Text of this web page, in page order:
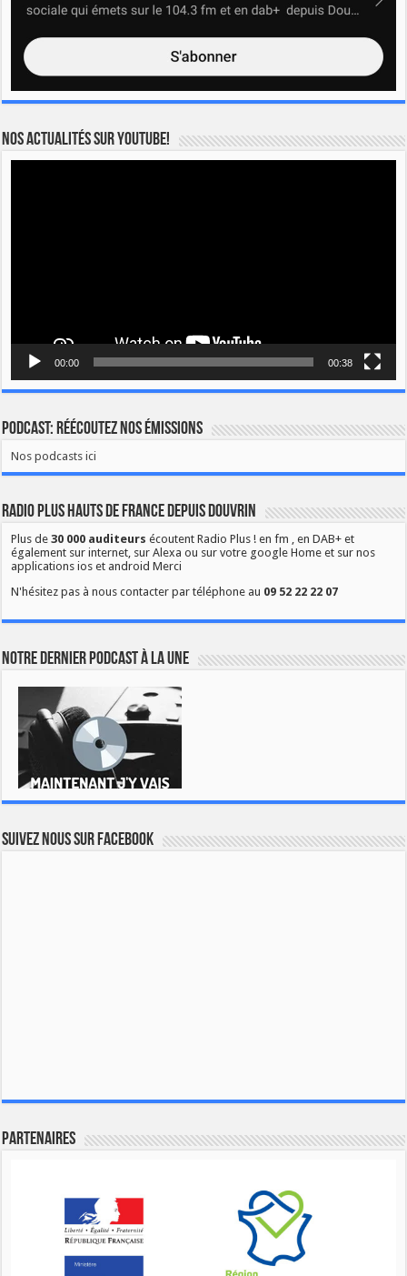
Nos actualités sur YOUTUBE!
00:00 00:38
Podcast: Réécoutez nos émissions
Nos podcasts ici
Radio Plus Hauts de France depuis Douvrin
Plus de30 000 auditeurs écoutent Radio Plus ! en fm , en DAB+ et
également sur internet, sur Alexa ou sur votre google Home et sur nos
applications ios et android Merci
N'hésitez pas à nous contacter par téléphone au 09 52 22 22 07
Notre dernier podcast à la une
Suivez nous sur Facebook
Partenaires